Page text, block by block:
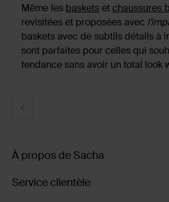
Même les basketsetchaussures
revisitées et proposées avec
baskets avec de subtils détails à
sont parfaites pour celles qui
tendance sans avoir un total look
À propos de Sacha
Service clientèle